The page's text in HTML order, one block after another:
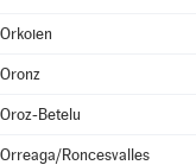
Orkoien
Oronz
Oroz-Betelu
Orreaga/Roncesvalles